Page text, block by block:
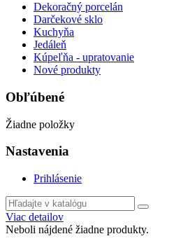
Dekoračný porcelán
Darčekové sklo
Kuchyňa
Jedáleň
Kúpeľňa - upratovanie
Nové produkty
Obľúbené
Žiadne položky
Nastavenia
Prihlásenie
Viac detailov
Neboli nájdené žiadne produkty.